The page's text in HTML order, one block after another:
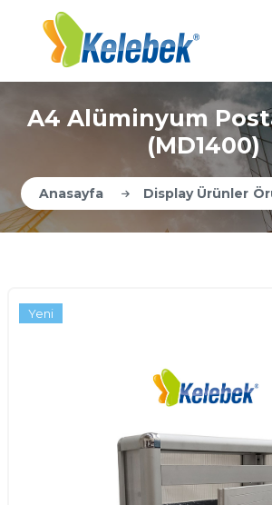
A4 Alüminyum
(MD1400)
Anasayfa Display Ürünler
Yeni